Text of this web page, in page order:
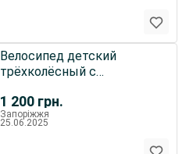
1 200 грн.
Велосипед детский
трёхколёсный с
управлением
Запоріжжя
25.06.2025